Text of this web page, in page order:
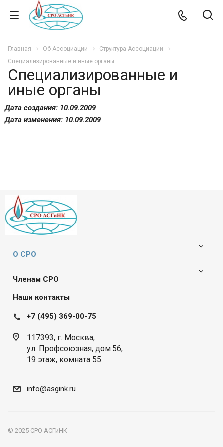
Главная Об Ассоциации
Структура Ассоциации
Специализированные и иные органы
Специализированные и
иные органы
Дата создания: 10.09.2009
Дата изменения: 10.09.2009
О СРО
Членам СРО
Наши контакты
+7 (495) 369-00-75
117393, г. Москва,
ул. Профсоюзная, дом 56,
19 этаж, комната 55.
info@asgink.ru
© 2025 СРО АСГиНК